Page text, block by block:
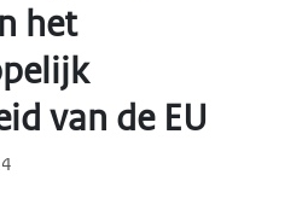
het
van de EU